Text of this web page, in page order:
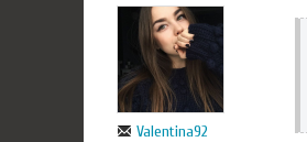
Valentina92